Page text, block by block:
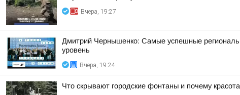
Вчера, 19:27
Дмитрий Чернышенко: Самые успешные
уровень
Вчера, 19:24
Что скрывают городские фонтаны и почему